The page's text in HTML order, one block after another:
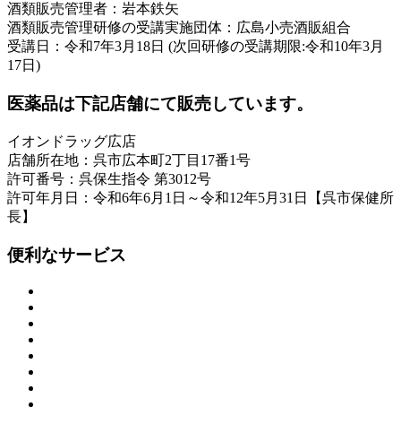
酒類販売管理者：岩本鉄矢
酒類販売管理研修の受講実施団体：広島小売酒販組合
受講日：令和7年3月18日 (次回研修の受講期限:令和10年3月
17日)
医薬品は下記店舗にて販売しています。
イオンドラッグ広店
店舗所在地：呉市広本町2丁目17番1号
許可番号：呉保生指令 第3012号
許可年月日：令和6年6月1日～令和12年5月31日【呉市保健所
長】
便利なサービス